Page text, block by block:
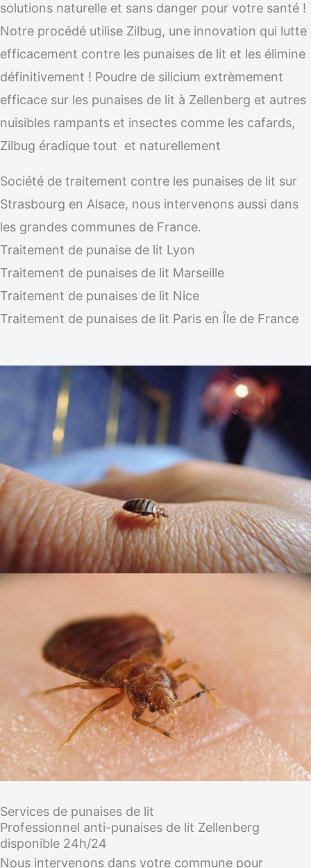
solutions naturelle et sans danger pour votre santé !
Notre procédé utilise Zilbug, une innovation qui lutte
efficacement contre les punaises de lit et les élimine
définitivement ! Poudre de silicium extrèmement
efficace sur les punaises de lit à Zellenberg et autres
nuisibles rampants et insectes comme les cafards,
Zilbug éradique tout et naturellement
Société de traitement contre les punaises de lit sur
Strasbourg en Alsace, nous intervenons aussi dans
les grandes communes de France.
Traitement de punaise de lit Lyon
Traitement de punaises de lit Marseille
Traitement de punaises de lit Nice
Traitement de punaises de lit Paris en Île de France
Services de punaises de lit
Professionnel anti-punaises de lit Zellenberg
disponible 24h/24
Nous intervenons dans votre commune pour